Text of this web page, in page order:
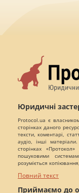
Юридичні
Protocol.ua є
сторінках даного
тексти, коментарі,
аудіо, інші
сторінках «Протокол»
пошуковими
розуміється
Повний текст
Приймаємо до